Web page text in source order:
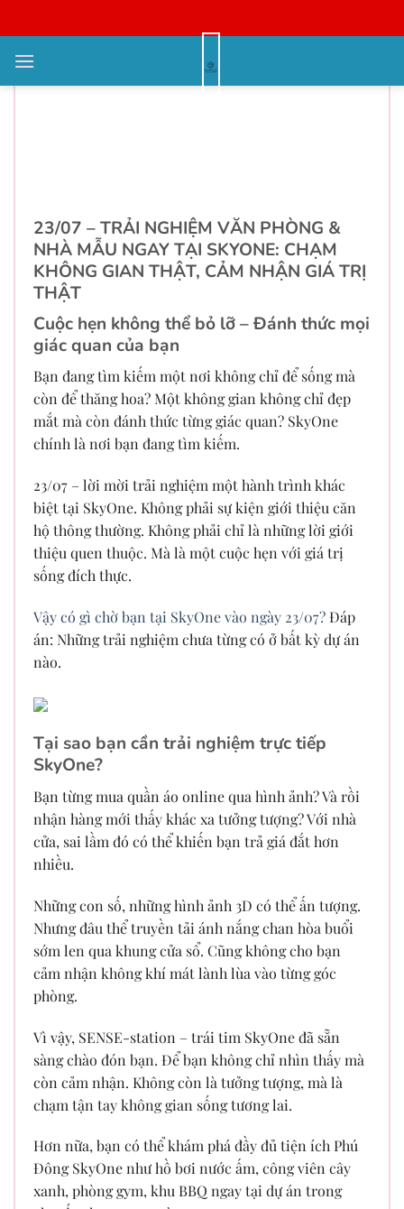
qua
nội
Ngày 23/07/2025 Khai Trương
23/07 – TRẢI NGHIỆM VĂN PHÒNG &
NHÀ MẪU NGAY TẠI SKYONE: CHẠM
KHÔNG GIAN THẬT, CẢM NHẬN GIÁ TRỊ
THẬT
Cuộc hẹn không thể bỏ lỡ – Đánh thức mọi
giác quan của bạn
Bạn đang tìm kiếm một nơi không chỉ để sống mà
còn để thăng hoa? Một không gian không chỉ đẹp
mắt mà còn đánh thức từng giác quan? SkyOne
chính là nơi bạn đang tìm kiếm.
23/07 – lời mời trải nghiệm một hành trình khác
biệt tại SkyOne. Không phải sự kiện giới thiệu căn
hộ thông thường. Không phải chỉ là những lời giới
thiệu quen thuộc. Mà là một cuộc hẹn với giá trị
sống đích thực.
Vậy có gì chờ bạn tại SkyOne vào ngày 23/07?Đáp
án: Những trải nghiệm chưa từng có ở bất kỳ dự án
nào.
Tại sao bạn cần trải nghiệm trực tiếp
SkyOne?
Bạn từng mua quần áo online qua hình ảnh? Và rồi
nhận hàng mới thấy khác xa tưởng tượng? Với nhà
cửa, sai lầm đó có thể khiến bạn trả giá đắt hơn
nhiều.
Những con số, những hình ảnh 3D có thể ấn tượng.
Nhưng đâu thể truyền tải ánh nắng chan hòa buổi
sớm len qua khung cửa sổ. Cũng không cho bạn
cảm nhận không khí mát lành lùa vào từng góc
phòng.
Vì vậy, SENSE-station – trái tim SkyOne đã sẵn
sàng chào đón bạn. Để bạn không chỉ nhìn thấy mà
còn cảm nhận. Không còn là tưởng tượng, mà là
chạm tận tay không gian sống tương lai.
Hơn nữa, bạn có thể khám phá đầy đủ tiện ích Phú
Đông SkyOne như hồ bơi nước ấm, công viên cây
xanh, phòng gym, khu BBQ ngay tại dự án trong